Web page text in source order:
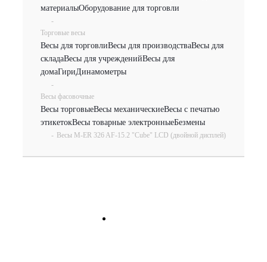
материалыОборудование для торговли
-
Торговые весы
Весы для торговлиВесы для производстваВесы для
складаВесы для учрежденийВесы для
домаГириДинамометры
-
Весы фасовочные
Весы торговыеВесы механическиеВесы с печатью
этикетокВесы товарные электронныеБезмены
- Весы M-ER 326 AF-15.2 "Cube" LCD (двойной дисплей)